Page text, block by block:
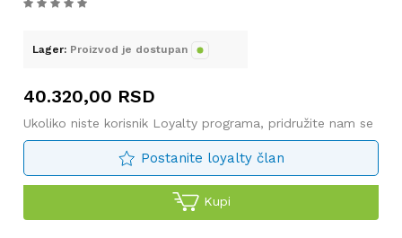
Lager: Proizvod je dostupan
40.320,00 RSD
Ukoliko niste korisnik Loyalty programa, pridružite nam se
Postanite loyalty član
Kupi